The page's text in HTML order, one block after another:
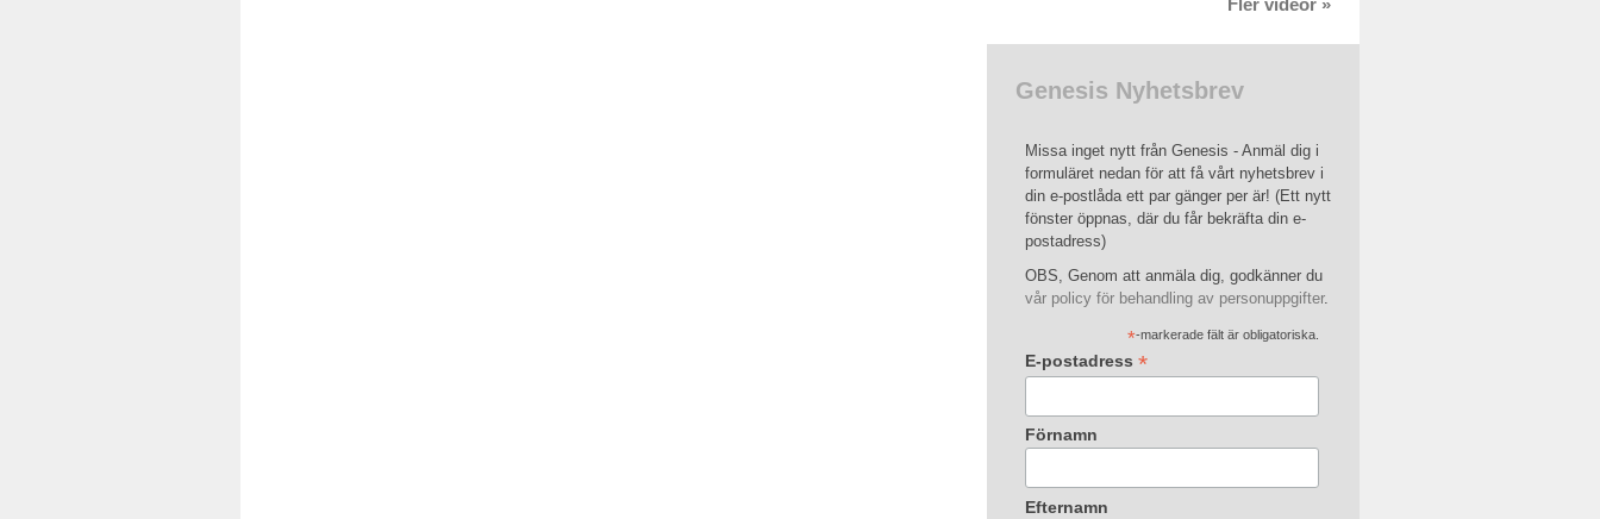
Fler videor »
Genesis Nyhetsbrev
Missa inget nytt från Genesis - Anmäl dig i
formuläret nedan för att få vårt nyhetsbrev i
din e-postlåda ett par gänger per är! (Ett nytt
fönster öppnas, där du får bekräfta din e-
postadress)
OBS, Genom att anmäla dig, godkänner du
vår policy för behandling av personuppgifter.
*-markerade fält är obligatoriska.
E-postadress *
Förnamn
Efternamn